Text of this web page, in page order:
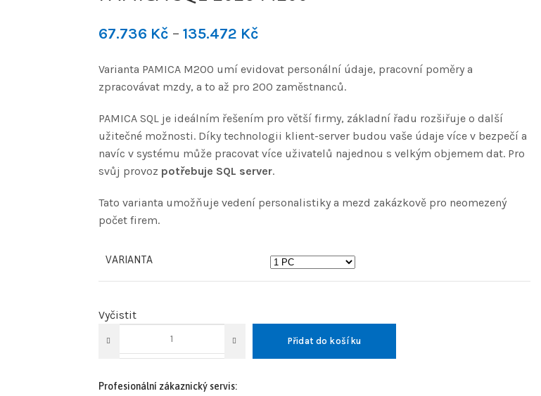
67.736 Kč – 135.472 Kč
Varianta PAMICA M200 umí evidovat personální údaje, pracovní poměry a
zpracovávat mzdy, a to až pro 200 zaměstnanců.
PAMICA SQL je ideálním řešením pro větší firmy, základní řadu rozšiřuje o další
užitečné možnosti. Díky technologii klient-server budou vaše údaje více v bezpečí a
navíc v systému může pracovat více uživatelů najednou s velkým objemem dat. Pro
svůj provoz potřebuje SQL server.
Tato varianta umožňuje vedení personalistiky a mezd zakázkově pro neomezený
počet firem.
VARIANTA
Vyčistit
Přidat do košíku
Profesionální zákaznický servis: